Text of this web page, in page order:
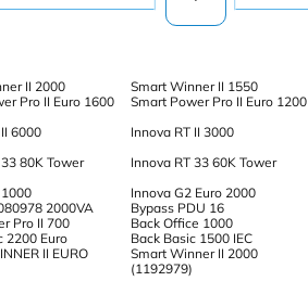
II 2000 Smart Winner II 1550
Pro II Euro 1600 Smart Power Pro II Euro 1200
6000 Innova RT II 3000
80K Tower Innova RT 33 60K Tower
Innova G2 Euro 2000
2000VA Bypass PDU 16
Pro II 700 Back Office 1000
2200 Euro Back Basic 1500 IEC
II EURO
Smart Winner II 2000
(1192979)